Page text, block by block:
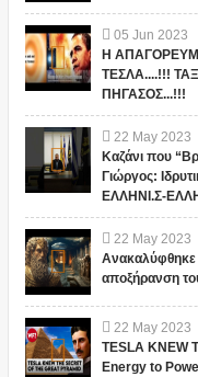
05 Jun 2023
Η
ΤΕΣΛΑ....!!!
ΠΗΓΑΣΟΣ...!!!
22 May 2023
Καζάνι που
Γιώργος:
ΕΛΛΗΝΙ.Σ-
22 May 2023
Ανακαλύφθηκε
αποξήρανση
22 May 2023
TESLA KNEW
Energy to